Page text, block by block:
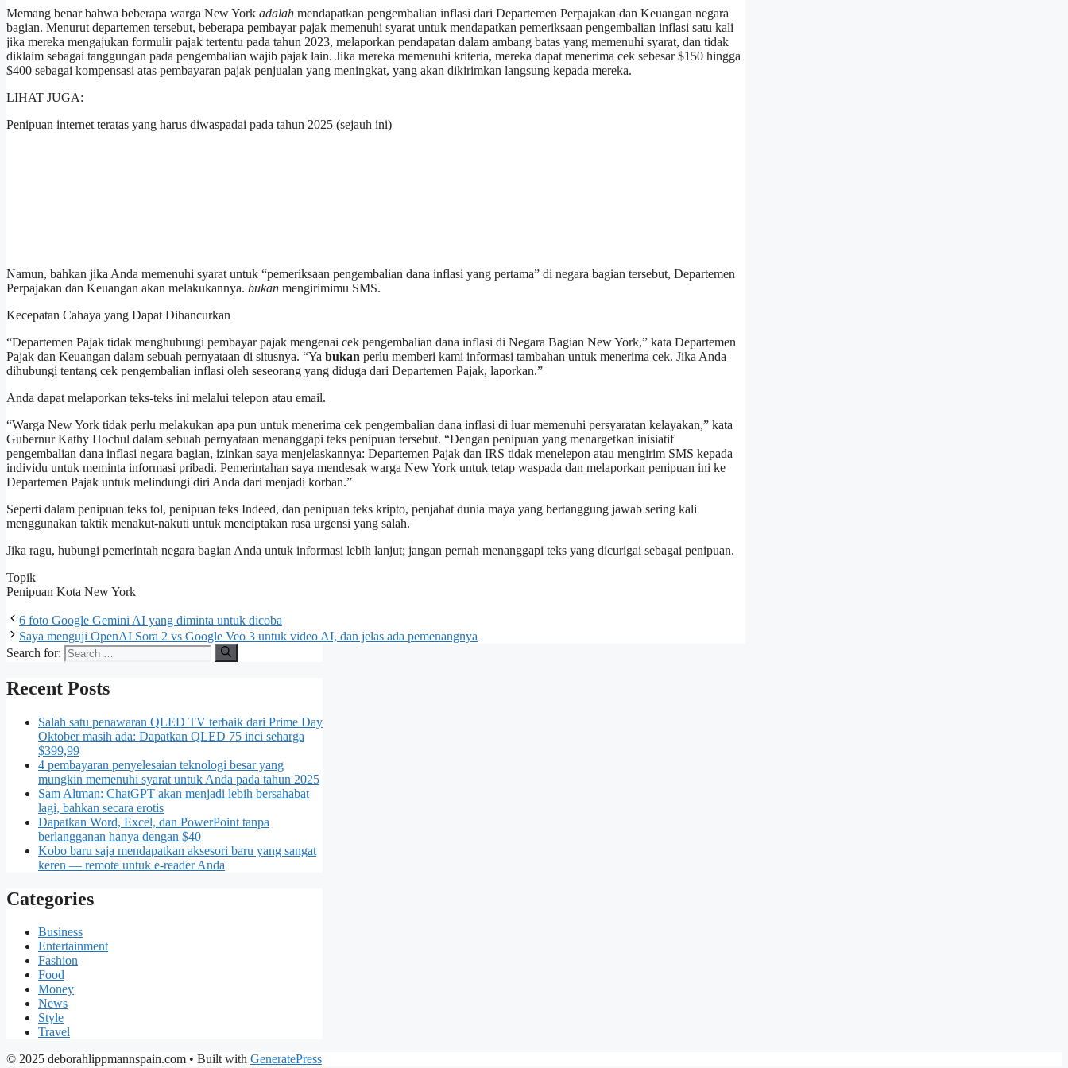
Memang benar bahwa beberapa warga New York adalah mendapatkan pengembalian inflasi dari Departemen Perpajakan dan Keuangan negara
bagian. Menurut departemen tersebut, beberapa pembayar pajak memenuhi syarat untuk mendapatkan pemeriksaan pengembalian inflasi satu kali
jika mereka mengajukan formulir pajak tertentu pada tahun 2023, melaporkan pendapatan dalam ambang batas yang memenuhi syarat, dan tidak
diklaim sebagai tanggungan pada pengembalian wajib pajak lain. Jika mereka memenuhi kriteria, mereka dapat menerima cek sebesar $150 hingga
$400 sebagai kompensasi atas pembayaran pajak penjualan yang meningkat, yang akan dikirimkan langsung kepada mereka.
LIHAT JUGA:
Penipuan internet teratas yang harus diwaspadai pada tahun 2025 (sejauh ini)
Namun, bahkan jika Anda memenuhi syarat untuk “pemeriksaan pengembalian dana inflasi yang pertama” di negara bagian tersebut, Departemen
Perpajakan dan Keuangan akan melakukannya. bukan mengirimimu SMS.
Kecepatan Cahaya yang Dapat Dihancurkan
“Departemen Pajak tidak menghubungi pembayar pajak mengenai cek pengembalian dana inflasi di Negara Bagian New York,” kata Departemen
Pajak dan Keuangan dalam sebuah pernyataan di situsnya. “Ya bukan perlu memberi kami informasi tambahan untuk menerima cek. Jika Anda
dihubungi tentang cek pengembalian inflasi oleh seseorang yang diduga dari Departemen Pajak, laporkan.”
Anda dapat melaporkan teks-teks ini melalui telepon atau email.
“Warga New York tidak perlu melakukan apa pun untuk menerima cek pengembalian dana inflasi di luar memenuhi persyaratan kelayakan,” kata
Gubernur Kathy Hochul dalam sebuah pernyataan menanggapi teks penipuan tersebut. “Dengan penipuan yang menargetkan inisiatif
pengembalian dana inflasi negara bagian, izinkan saya menjelaskannya: Departemen Pajak dan IRS tidak menelepon atau mengirim SMS kepada
individu untuk meminta informasi pribadi. Pemerintahan saya mendesak warga New York untuk tetap waspada dan melaporkan penipuan ini ke
Departemen Pajak untuk melindungi diri Anda dari menjadi korban.”
Seperti dalam penipuan teks tol, penipuan teks Indeed, dan penipuan teks kripto, penjahat dunia maya yang bertanggung jawab sering kali
menggunakan taktik menakut-nakuti untuk menciptakan rasa urgensi yang salah.
Jika ragu, hubungi pemerintah negara bagian Anda untuk informasi lebih lanjut; jangan pernah menanggapi teks yang dicurigai sebagai penipuan.
Topik
Penipuan Kota New York
6 foto Google Gemini AI yang diminta untuk dicoba
Saya menguji OpenAI Sora 2 vs Google Veo 3 untuk video AI, dan jelas ada pemenangnya
Search for:
Recent Posts
Salah satu penawaran QLED TV terbaik dari Prime Day
Oktober masih ada: Dapatkan QLED 75 inci seharga
$399,99
4 pembayaran penyelesaian teknologi besar yang
mungkin memenuhi syarat untuk Anda pada tahun 2025
Sam Altman: ChatGPT akan menjadi lebih bersahabat
lagi, bahkan secara erotis
Dapatkan Word, Excel, dan PowerPoint tanpa
berlangganan hanya dengan $40
Kobo baru saja mendapatkan aksesori baru yang sangat
keren — remote untuk e-reader Anda
Categories
Business
Entertainment
Fashion
Food
Money
News
Style
Travel
© 2025 deborahlippmannspain.com • Built with GeneratePress